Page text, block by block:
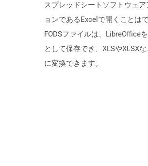
スプレッドシートソフトウェ
ョンであるExcelで開くことは
FODSファイルは、LibreOffice
として保存でき、XLSやXLSX
に変換できます。